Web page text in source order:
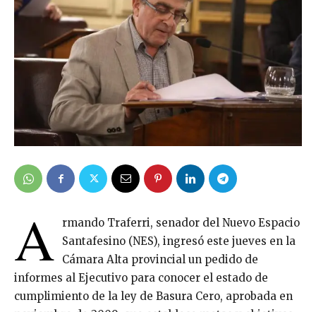
A
rmando Traferri, senador del Nuevo Espacio
Santafesino (NES), ingresó este jueves en la
Cámara Alta provincial un pedido de
informes al Ejecutivo para conocer el estado de
cumplimiento de la ley de Basura Cero, aprobada en